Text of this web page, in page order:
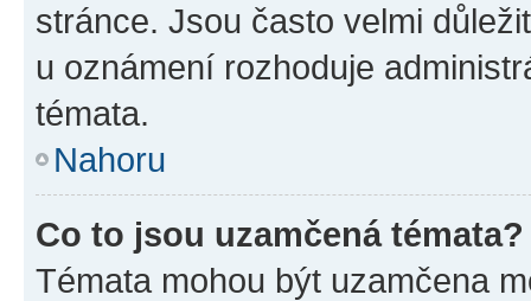
stránce. Jsou často velmi
u oznámení rozhoduje
témata.
Nahoru
Co to jsou uzamčená témata?
Témata mohou být uzamčena